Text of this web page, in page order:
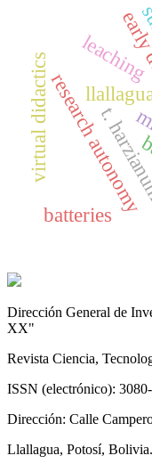
t.
research autonomy
virtual didactics
batteries
leaching
Dirección General de
XX"
Revista Ciencia,
ISSN (electrónico):
Dirección: Calle
Llallagua, Potosí, Bolivia.